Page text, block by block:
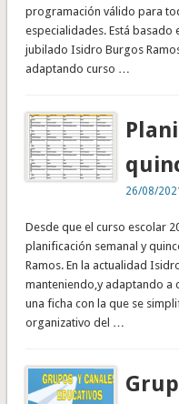
programación válido para
especialidades. Está
jubilado Isidro Burgos
adaptando curso …
26/08/
Desde que el curso escolar
planificación semanal y
Ramos. En la actualidad
manteniendo,y adaptando a
una ficha con la que se
organizativo del …